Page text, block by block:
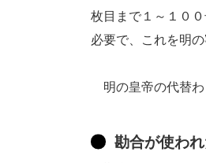
枚目まで１～１０
必要で、これを明
明の皇帝の代替わ
勘合が使わ